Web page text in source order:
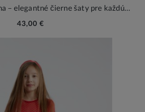
Dievčenské šaty Luna – elegantné čierne šaty pre každú príležitosť
43,00 €